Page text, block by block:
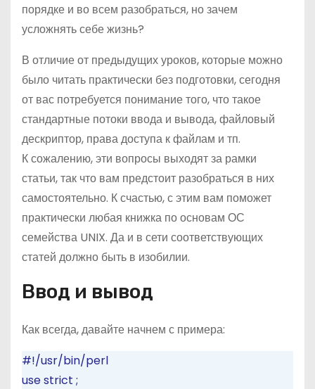
порядке и во всем разобраться, но зачем
усложнять себе жизнь?
В отличие от предыдущих уроков, которые можно
было читать практически без подготовки, сегодня
от вас потребуется понимание того, что такое
стандартные потоки ввода и вывода, файловый
дескриптор, права доступа к файлам и тп.
К сожалению,эти вопросы выходят за рамки
статьи, так что вам предстоит разобраться в них
самостоятельно. К счастью, с этим вам поможет
практически любая книжка по основам ОС
семейства UNIX. Да и в сети соответствующих
статей должно быть в изобилии.
Ввод и вывод
Как всегда, давайте начнем с примера:
#!/usr/bin/perl
usestrict ;